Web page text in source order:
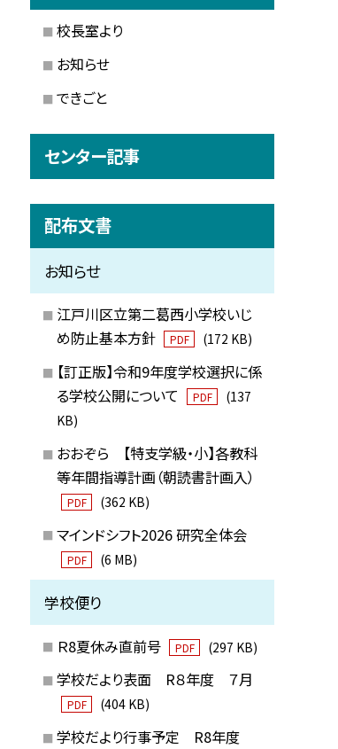
校長室より
お知らせ
できごと
センター記事
配布文書
お知らせ
江戸川区立第二葛西小学校いじ
め防止基本方針
PDF (172 KB)
【訂正版】令和9年度学校選択に係
る学校公開について
PDF
(137
KB)
おおぞら 【特支学級・小】各教科
等年間指導計画（朝読書計画入）
PDF (362 KB)
マインドシフト2026 研究全体会
PDF (6 MB)
学校便り
Ｒ8夏休み直前号 PDF (297 KB)
学校だより表面 R８年度 ７月
PDF (404 KB)
学校だより行事予定 R8年度